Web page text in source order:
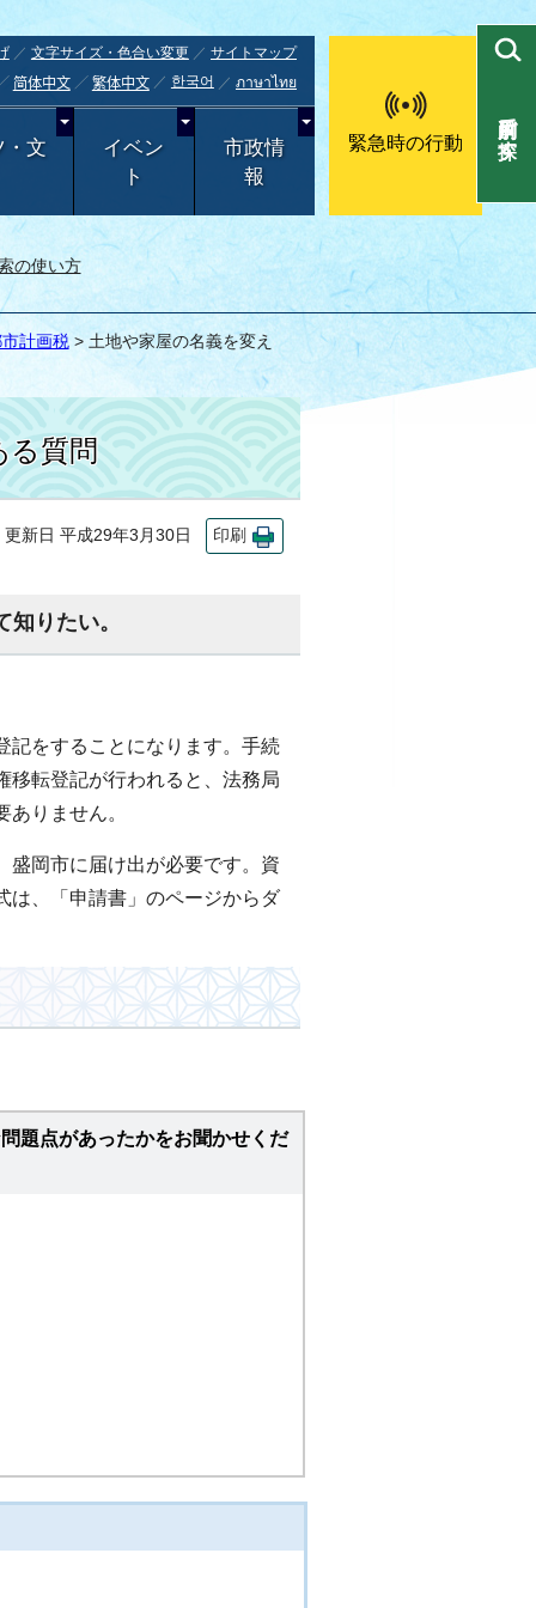
文字サイズ・色合い変更
サイトマップ
简体中文 繁体中文 한국어 ภาษาไทย
・文
イベン
ト
市政情
報
緊急時の行動
の使い方
目的別で探す
計画税> 土地や家屋の名義を変え
質問
新日 平成29年3月30日 印刷
りたい。
記をすることになります。手続
移転登記が行われると、法務局
りません。
盛岡市に届け出が必要です。資
は、「申請書」のページからダ
題点があったかをお聞かせくだ